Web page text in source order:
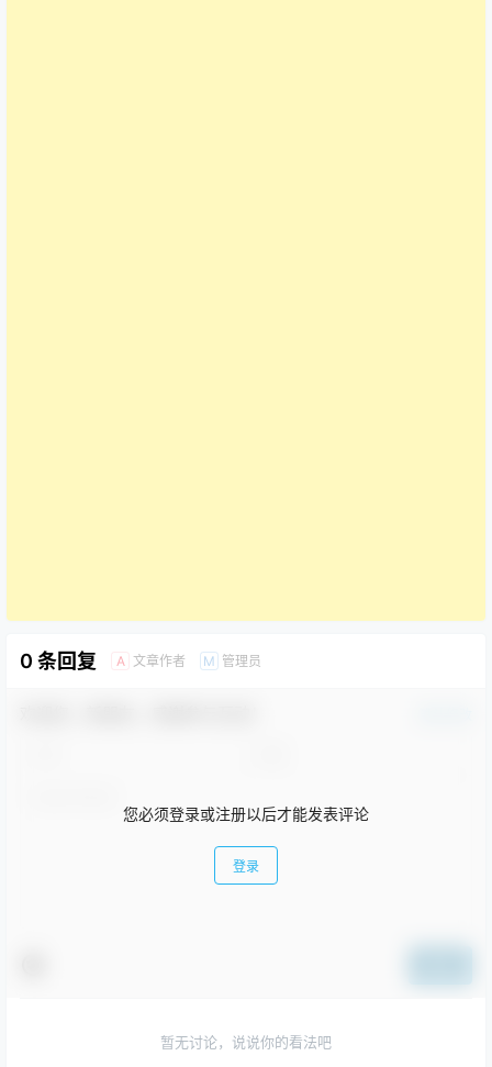
0 条回复 A 文章作者 M 管理员
您必须登录或注册以后才能发表评论
登录
暂无讨论，说说你的看法吧